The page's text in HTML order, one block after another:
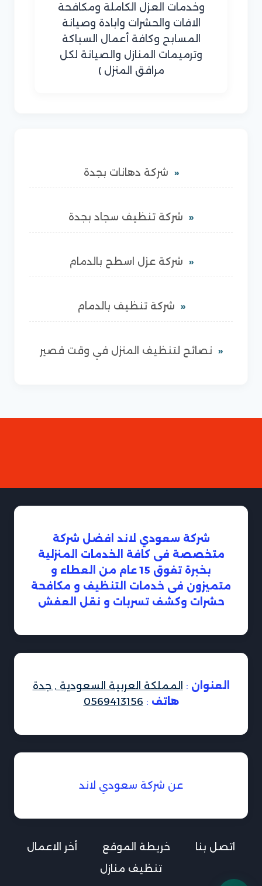
وخدمات العزل الكاملة ومكافحة
الافات والحشرات وابادة وصيانة
المسابح وكافة أعمال السباكة
وترميمات المنازل والصيانة لكل
مرافق المنزل )
شركة دهانات بجدة
شركة تنظيف سجاد بجدة
شركة عزل اسطح بالدمام
شركة تنظيف بالدمام
نصائح لتنظيف المنزل في وقت قصير
شركة سعودي لاند افضل شركة
متخصصة فى كافة الخدمات المنزلية
بخبرة تفوق 15 عام من العطاء و
متميزون فى خدمات التنظيف و مكافحة
حشرات وكشف تسربات و نقل العفش
العنوان : المملكة العربية السعودية , جدة
هاتف :
0569413156
عن شركة سعودي لاند
اتصل بنا خريطة الموقع
أخر الاعمال
تنظيف منازل